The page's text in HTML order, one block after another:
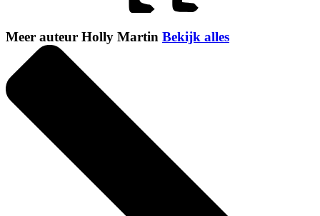
Meer auteur Holly Martin Bekijk alles